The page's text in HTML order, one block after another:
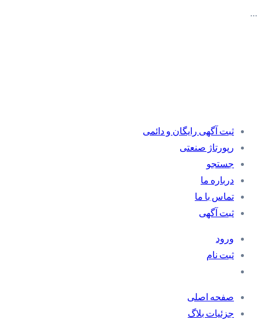
…
ثبت آگهی رایگان و دائمی
رپورتاژ صنعتی
جستجو
درباره ما
تماس با ما
ثبت آگهی
ورود
ثبت نام
صفحه اصلی
جزئیات بلاگ